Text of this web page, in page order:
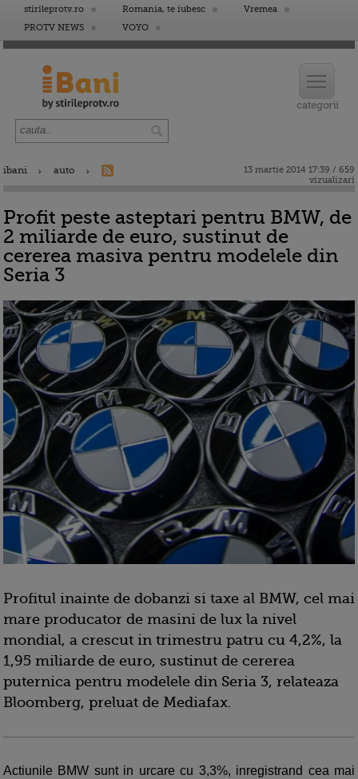
stirileprotv.ro Romania, te iubesc
Vremea
PROTV NEWS
VOYO
ibani auto
13 martie 2014 17:39 / 659
vizualizari
Profit peste asteptari pentru BMW, de
2 miliarde de euro, sustinut de
cererea masiva pentru modelele din
Seria 3
Profitul inainte de dobanzi si taxe al BMW, cel mai
mare producator de masini de lux la nivel
mondial, a crescut in trimestru patru cu 4,2%, la
1,95 miliarde de euro, sustinut de cererea
puternica pentru modelele din Seria 3, relateaza
Bloomberg, preluat de Mediafax.
Actiunile BMW sunt in urcare cu 3,3%, inregistrand cea mai